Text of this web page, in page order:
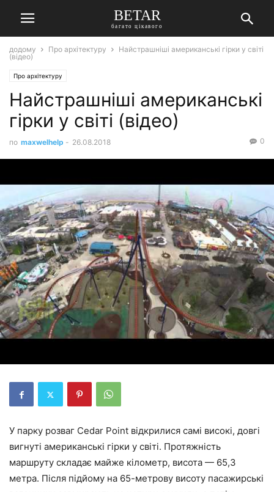
BETAR
багато цікавого
додому Про архітектуру
Найстрашніші американські гірки у світі
(відео)
Про архітектуру
Найстрашніші американські
гірки у світі (відео)
по maxwelhelp - 26.08.2018 0
У парку розваг Cedar Point відкрилися самі високі, довгі
вигнуті американські гірки у світі. Протяжність
маршруту складає майже кілометр, висота — 65,3
метра. Після підйому на 65-метрову висоту пасажирські